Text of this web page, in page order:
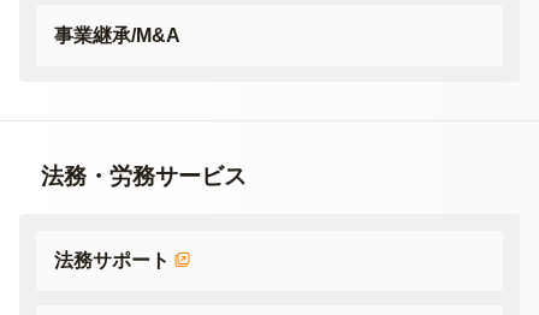
事業継承/M&A
法務・労務サービス
法務サポート